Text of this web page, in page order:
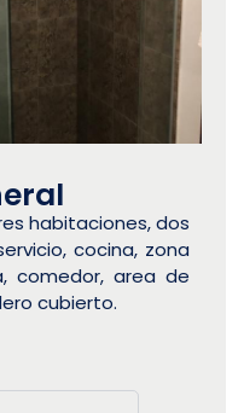
habitaciones, dos
cocina, zona
comedor, area de
cubierto.